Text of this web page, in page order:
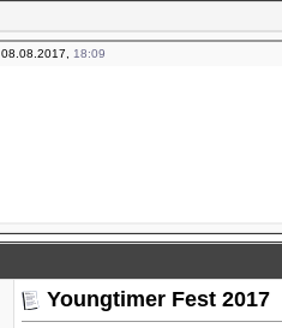
08.08.2017, 18:09
Youngtimer Fest 2017